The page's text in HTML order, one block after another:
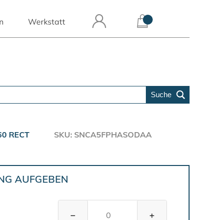
Werkstatt
Suche
RECT
SKU: SNCA5FPHASODAA
AUFGEBEN
− +